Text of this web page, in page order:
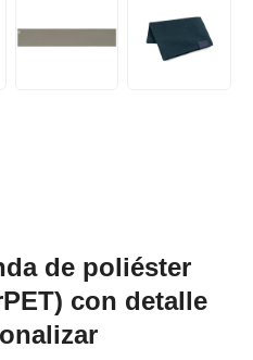
de poliéster
con detalle